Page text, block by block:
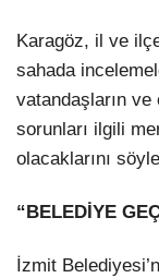
Karagöz, il ve
sahada
vatandaşların
sorunları ilgili
olacaklarını
“BELEDİYE
İzmit